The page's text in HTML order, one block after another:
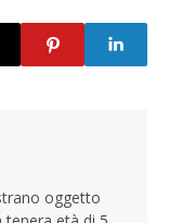
oggetto